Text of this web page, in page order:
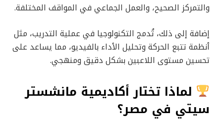
والتمركز الصحيح، والعمل الجماعي في المواقف المختلفة.
إضافة إلى ذلك، تُدمج التكنولوجيا في عملية التدريب، مثل
أنظمة تتبع الحركة وتحليل الأداء بالفيديو، مما يساعد على
تحسين مستوى اللاعبين بشكل دقيق ومنهجي.
لماذا تختار أكاديمية مانشستر
سيتي في مصر؟